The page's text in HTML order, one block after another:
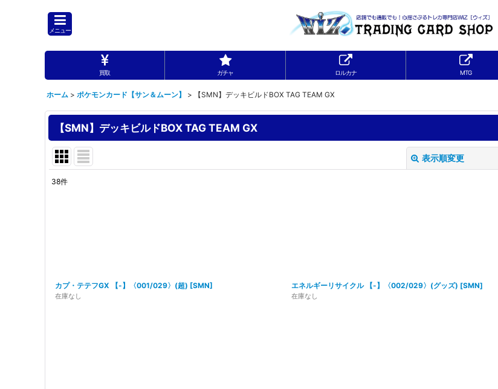
メニュー
買取 ガチャ ロルカナ MTG
ホーム > ポケモンカード【サン＆ムーン】 > 【SMN】デッキビルドBOX TAG TEAM GX
【SMN】デッキビルドBOX TAG TEAM GX
表示順変更
38件
カプ・テテフGX 【-】〈001/029〉(超) [SMN]
在庫なし
エネルギーリサイクル 【-】〈002/029〉(グッズ) [SMN]
在庫なし